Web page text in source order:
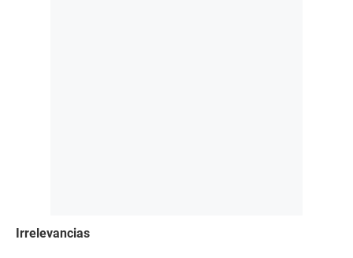
Irrelevancias